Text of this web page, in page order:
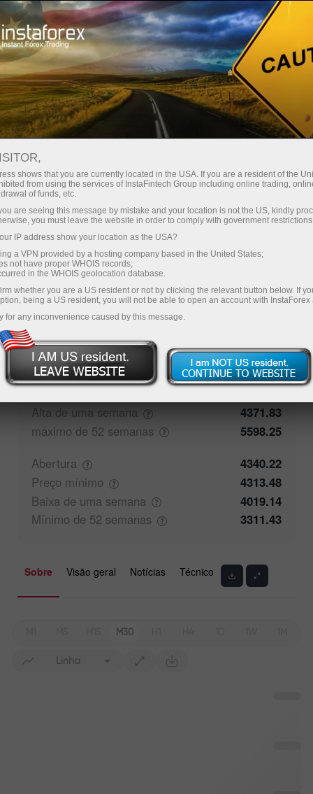
Para Traders
Condições de negociação
GOLD.m
4326.51 (%) 10 Aug 2026 03:29
COMPRAR
4326.51
4326.37
Comentário dos Traders
Fechamento
4341.95
Alta de uma semana
4371.83
máximo de 52 semanas
5598.25
Abertura
4340.22
Preço mínimo
4313.48
Baixa de uma semana
4019.14
Mínimo de 52 semanas 3311.43
Sobre Visão geral Notícias Técnico
M30
Linha
shows that you are currently located in the USA. If you are a resident of the
from using the services of InstaFintech Group including online trading,
of funds, etc.
are seeing this message by mistake and your location is not the US, kindly
you must leave the website in order to comply with government
IP address show your location as the USA?
a VPN provided by a hosting company based in the United States;
not have proper WHOIS records;
in the WHOIS geolocation database.
whether you are a US resident or not by clicking the relevant button below. If
being a US resident, you will not be able to open an account with InstaForex
for any inconvenience caused by this message.